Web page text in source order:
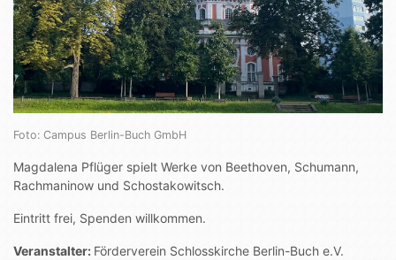
Foto: Campus Berlin-Buch GmbH
Magdalena Pflüger spielt Werke von Beethoven, Schumann,
Rachmaninow und Schostakowitsch.
Eintritt frei, Spenden willkommen.
Veranstalter: Förderverein Schlosskirche Berlin-Buch e.V.